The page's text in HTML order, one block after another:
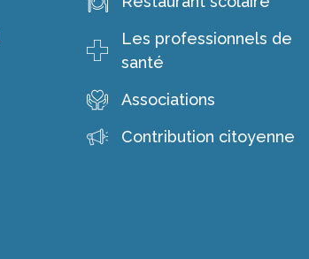
Les professionnels de
santé
Associations
Contribution citoyenne